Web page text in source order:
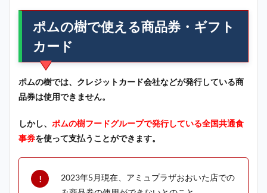
ポムの樹で使える商品券・ギフト
カード
ポムの樹では、クレジットカード会社などが発行している商
品券は使用できません。
しかし、 ポムの樹フードグループで発行している全国共通食
事券を使って支払うことができます。
2023年5月現在、アミュプラザおおいた店での